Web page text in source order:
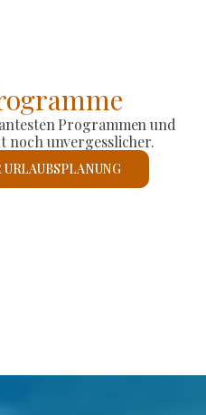
Programmen und
noch unvergesslicher.
László